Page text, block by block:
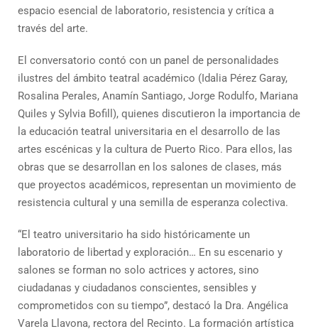
espacio esencial de laboratorio, resistencia y crítica a
través del arte.
El conversatorio contó con un panel de personalidades
ilustres del ámbito teatral académico (Idalia Pérez Garay,
Rosalina Perales, Anamín Santiago, Jorge Rodulfo, Mariana
Quiles y Sylvia Bofill), quienes discutieron la importancia de
la educación teatral universitaria en el desarrollo de las
artes escénicas y la cultura de Puerto Rico. Para ellos, las
obras que se desarrollan en los salones de clases, más
que proyectos académicos, representan un movimiento de
resistencia cultural y una semilla de esperanza colectiva.
“El teatro universitario ha sido históricamente un
laboratorio de libertad y exploración… En su escenario y
salones se forman no solo actrices y actores, sino
ciudadanas y ciudadanos conscientes, sensibles y
comprometidos con su tiempo”, destacó la Dra. Angélica
Varela Llavona, rectora del Recinto. La formación artística